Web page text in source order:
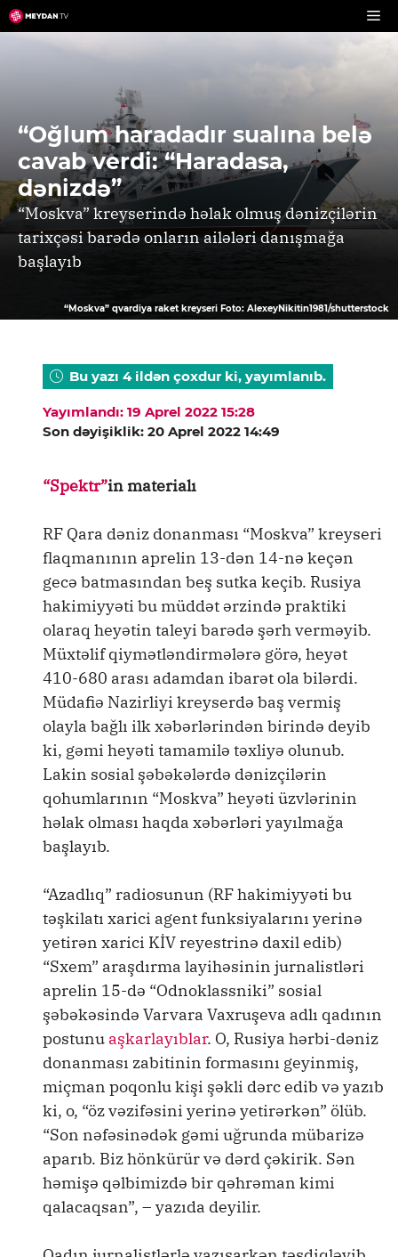
Skip
to
“Oğlum haradadır sualına belə
cavab verdi: “Haradasa,
dənizdə”
“Moskva” kreyserində həlak olmuş dənizçilərin
tarixçəsi barədə onların ailələri danışmağa
başlayıb
“Moskva” qvardiya raket kreyseri Foto: AlexeyNikitin1981/shutterstock
Bu yazı 4 ildən çoxdur ki, yayımlanıb.
Yayımlandı: 19 Aprel 2022 15:28
Son dəyişiklik: 20 Aprel 2022 14:49
“Spektr”in materialı
RF Qara dəniz donanması “Moskva” kreyseri
flaqmanının aprelin 13-dən 14-nə keçən
gecə batmasından beş sutka keçib. Rusiya
hakimiyyəti bu müddət ərzində praktiki
olaraq heyətin taleyi barədə şərh verməyib.
Müxtəlif qiymətləndirmələrə görə, heyət
410-680 arası adamdan ibarət ola bilərdi.
Müdafiə Nazirliyi kreyserdə baş vermiş
olayla bağlı ilk xəbərlərindən birində deyib
ki, gəmi heyəti tamamilə təxliyə olunub.
Lakin sosial şəbəkələrdə dənizçilərin
qohumlarının “Moskva” heyəti üzvlərinin
həlak olması haqda xəbərləri yayılmağa
başlayıb.
“Azadlıq” radiosunun (RF hakimiyyəti bu
təşkilatı xarici agent funksiyalarını yerinə
yetirən xarici KİV reyestrinə daxil edib)
“Sxem” araşdırma layihəsinin jurnalistləri
aprelin 15-də “Odnoklassniki” sosial
şəbəkəsində Varvara Vaxruşeva adlı qadının
postunu aşkarlayıblar. O, Rusiya hərbi-dəniz
donanması zabitinin formasını geyinmiş,
miçman poqonlu kişi şəkli dərc edib və yazıb
ki, o, “öz vəzifəsini yerinə yetirərkən” ölüb.
“Son nəfəsinədək gəmi uğrunda mübarizə
aparıb. Biz hönkürür və dərd çəkirik. Sən
həmişə qəlbimizdə bir qəhrəman kimi
qalacaqsan”, – yazıda deyilir.